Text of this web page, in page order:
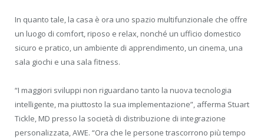
In quanto tale, la casa è ora uno spazio multifunzionale che offre
un luogo di comfort, riposo e relax, nonché un ufficio domestico
sicuro e pratico, un ambiente di apprendimento, un cinema, una
sala giochi e una sala fitness.
“I maggiori sviluppi non riguardano tanto la nuova tecnologia
intelligente, ma piuttosto la sua implementazione”, afferma Stuart
Tickle, MD presso la società di distribuzione di integrazione
personalizzata, AWE. “Ora che le persone trascorrono più tempo